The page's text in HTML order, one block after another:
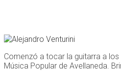
Comenzó a tocar la guitarra a
Música Popular de Avellaneda.